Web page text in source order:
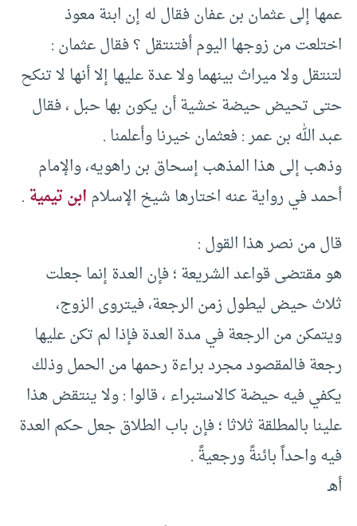
عمها إلى عثمان بن عفان فقال له إن ابنة معوذ
اختلعت من زوجها اليوم أفتنتقل ؟ فقال عثمان :
لتنتقل ولا ميراث بينهما ولا عدة عليها إلا أنها لا تنكح
حتى تحيض حيضة خشية أن يكون بها حبل ، فقال
عبد الله بن عمر : فعثمان خيرنا وأعلمنا .
وذهب إلى هذا المذهب إسحاق بن راهويه، والإمام
أحمد في رواية عنه اختارها شيخ الإسلامابن تيمية.
قال من نصر هذا القول :
هو مقتضى قواعد الشريعة ؛ فإن العدة إنما جعلت
ثلاث حيض ليطول زمن الرجعة، فيتروى الزوج،
ويتمكن من الرجعة في مدة العدة فإذا لم تكن عليها
رجعة فالمقصود مجرد براءة رحمها من الحمل وذلك
يكفي فيه حيضة كالاستبراء ، قالوا : ولا ينتقض هذا
علينا بالمطلقة ثلاثا ؛ فإن باب الطلاق جعل حكم العدة
فيه واحداً بائنةً ورجعيةً .
أهـ